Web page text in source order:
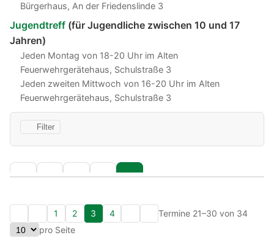
Bürgerhaus, An der Friedenslinde 3
Jugendtreff (für Jugendliche zwischen 10 und 17
Jahren)
Jeden Montag von 18-20 Uhr im Alten
Feuerwehrgerätehaus, Schulstraße 3
Jeden zweiten Mittwoch von 16-20 Uhr im Alten
Feuerwehrgerätehaus, Schulstraße 3
Filter
1 2 3 4
Termine 21–30 von 34
pro Seite